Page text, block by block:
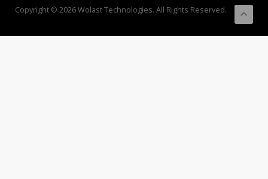
Copyright © 2026 Wolast Technologies. All Rights Reserved.